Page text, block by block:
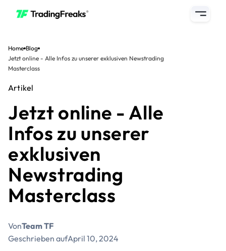
Home Blog
Jetzt online - Alle Infos zu unserer exklusiven Newstrading
Masterclass
Artikel
Jetzt online - Alle
Infos zu unserer
exklusiven
Newstrading
Masterclass
VonTeam TF
Geschrieben aufApril 10, 2024